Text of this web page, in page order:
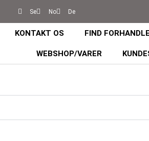
Se No De
KONTAKT OS FIND
WEBSHOP/VARER